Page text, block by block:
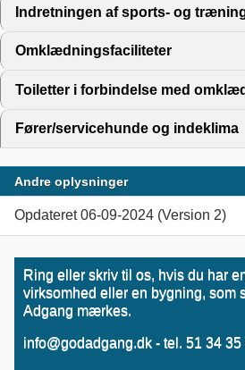
Indretningen af sports- og
Omklædningsfaciliteter
Toiletter i forbindelse med
Fører/servicehunde og indeklima
Andre oplysninger
Opdateret 06-09-2024 (Version 2)
Ring eller skriv til os, hvis du har
virksomhed eller en bygning, som
Adgang mærkes.
info@godadgang.dk - tel. 51 34 35